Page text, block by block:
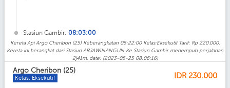
Stasiun Gambir: 08:03:00
Kereta Api Argo Cheribon (25) Keberangkatan 05:22:00 Kelas:Eksekutif Tarif: Rp 220.000.
Kereta ini berangkat dari Stasiun ARJAWINANGUN Ke Stasiun Gambir menempuh perjalanan
2j41m. date: (2023-05-25 08:06:16)
Argo Cheribon (25)
Kelas: Eksekutif IDR 230.000